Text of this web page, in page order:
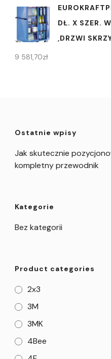
DŁ. X SZER.
,DRZWI
9 581,70zł
Ostatnie wpisy
Jak skutecznie
kompletny przewodnik
Kategorie
Bez kategorii
Product categories
2x3
3M
3MK
4Bee